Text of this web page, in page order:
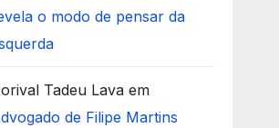
o modo de pensar da
Tadeu Lavaem
de Filipe Martins